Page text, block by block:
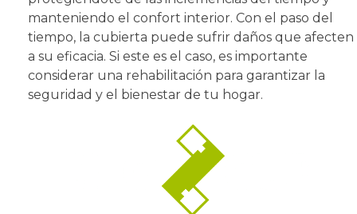
manteniendo el confort interior. Con el paso del
tiempo, la cubierta puede sufrir daños que afecten
a su eficacia. Si este es el caso, es importante
considerar una rehabilitación para garantizar la
seguridad y el bienestar de tu hogar.